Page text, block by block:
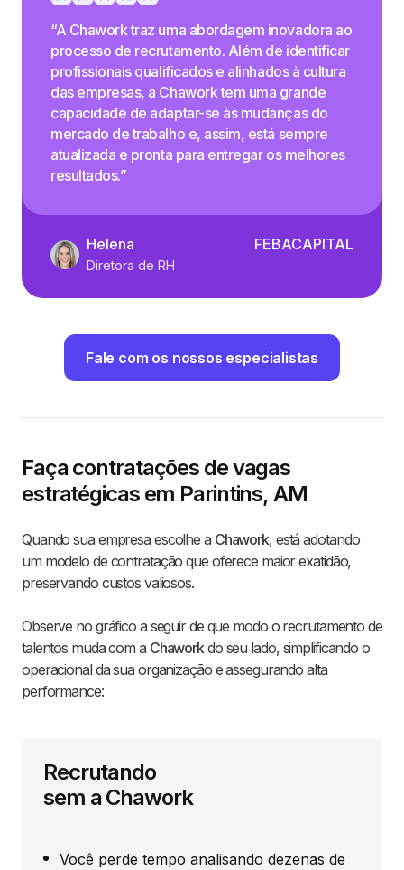
“A Chawork traz uma abordagem inovadora ao
processo de recrutamento. Além de identificar
profissionais qualificados e alinhados à cultura
das empresas, a Chawork tem uma grande
capacidade de adaptar-se às mudanças do
mercado de trabalho e, assim, está sempre
atualizada e pronta para entregar os melhores
resultados.”
Helena
Diretora de RH
FEBACAPITAL
Fale com os nossos especialistas
Faça contratações de vagas
estratégicas em Parintins, AM
Quando sua empresa escolhe a Chawork, está adotando
um modelo de contratação que oferece maior exatidão,
preservando custos valiosos.
Observe no gráfico a seguir de que modo o recrutamento de
talentos muda com a Chaworkdo seu lado, simplificando o
operacional da sua organização e assegurando alta
performance:
Recrutando
sem a Chawork
Você perde tempo analisando dezenas de